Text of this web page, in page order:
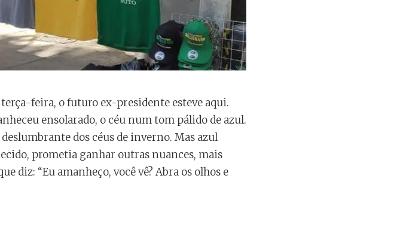
feira, o futuro ex-presidente esteve aqui.
ensolarado, o céu num tom pálido de azul.
dos céus de inverno. Mas azul
prometia ganhar outras nuances, mais
diz: “Eu amanheço, você vê? Abra os olhos e